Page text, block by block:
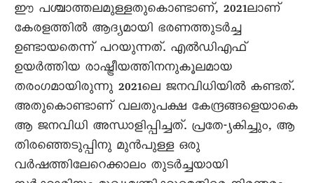
ഈ പശ്ചാത്തലമുള്ളതുകൊണ്ടാണ്, 2021ലാണ്
കേരളത്തിൽ ആദ്യമായി ഭരണത്തുടർച്ച
ഉണ്ടായതെന്ന് പറയുന്നത്. എൽഡിഎഫ്
ഉയർത്തിയ രാഷ്ട്രീയത്തിനനുകൂലമായ
തരംഗമായിരുന്നു 2021ലെ ജനവിധിയിൽ കണ്ടത്.
അതുകൊണ്ടാണ് വലതുപക്ഷ കേന്ദ്രങ്ങളെയാകെ
ആ ജനവിധി അന്ധാളിപ്പിച്ചത്. പ്രതേ-്യകിച്ചും, ആ
തിരഞ്ഞെടുപ്പിനു മുൻപുള്ള ഒരു
വർഷത്തിലേറെക്കാലം തുടർച്ചയായി